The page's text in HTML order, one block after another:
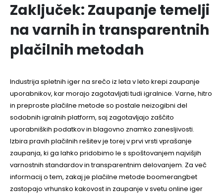
Zaključek: Zaupanje temelji
na varnih in transparentnih
plačilnih metodah
Industrija spletnih iger na srečo iz leta v leto krepi zaupanje
uporabnikov, kar morajo zagotavljati tudi igralnice. Varne, hitro
in preproste plačilne metode so postale neizogibni del
sodobnih igralnih platform, saj zagotavljajo zaščito
uporabniških podatkov in blagovno znamko zanesljivosti.
Izbira pravih plačilnih rešitev je torej v prvi vrsti vprašanje
zaupanja, ki ga lahko pridobimo le s spoštovanjem najvišjih
varnostnih standardov in transparentnim delovanjem. Za več
informacij o tem, zakaj je plačilne metode boomerangbet
zastopajo vrhunsko kakovost in zaupanje v svetu online iger